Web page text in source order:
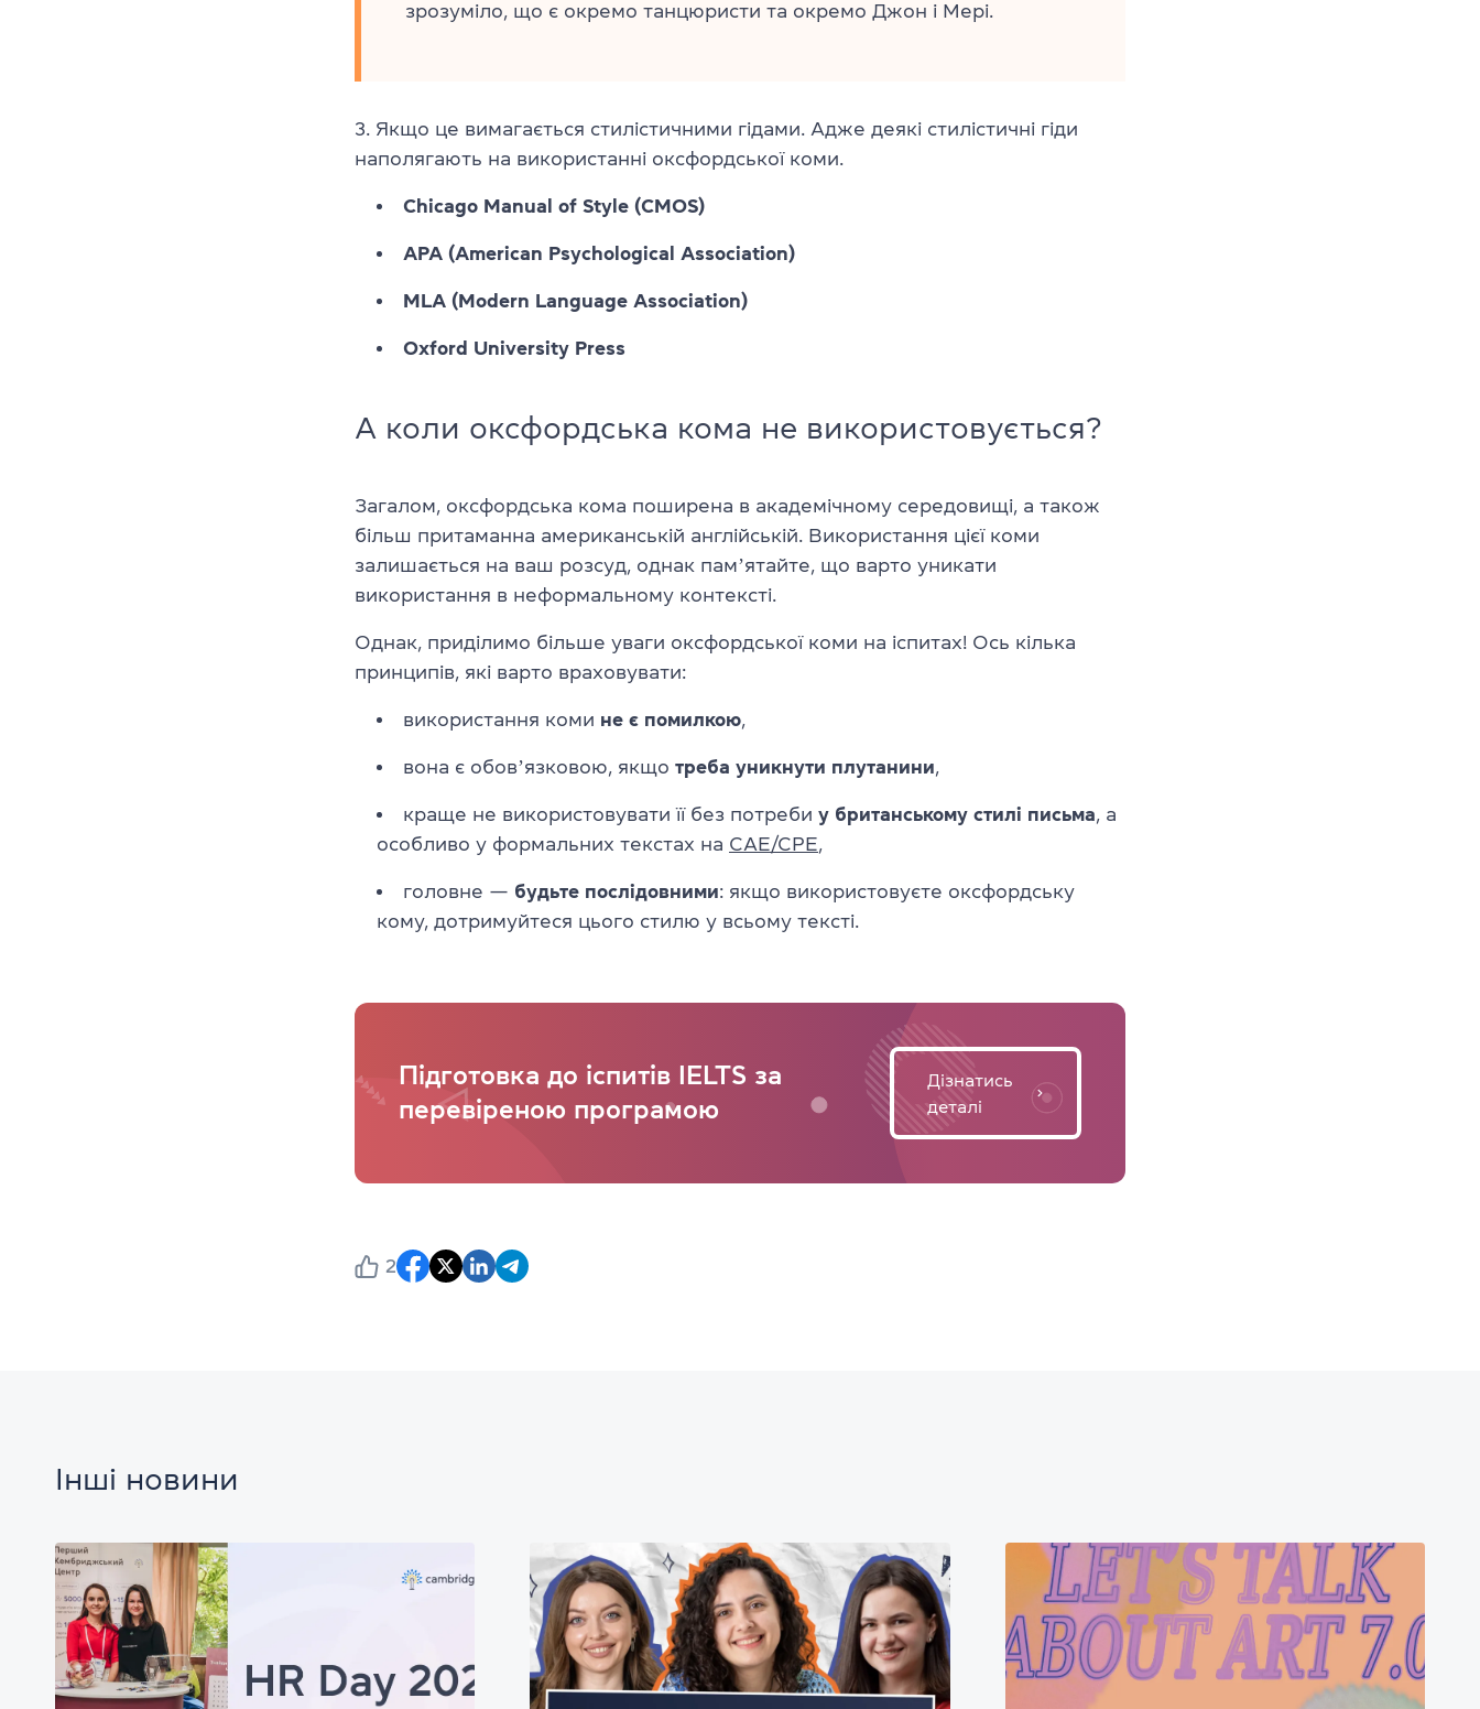
зрозуміло, що є окремо танцюристи та окремо Джон і Мері.
3. Якщо це вимагається стилістичними гідами. Адже деякі стилістичні гіди
наполягають на використанні оксфордської коми.
Chicago Manual of Style (CMOS)
APA (American Psychological Association)
MLA (Modern Language Association)
Oxford University Press
А коли оксфордська кома не використовується?
Загалом, оксфордська кома поширена в академічному середовищі, а також
більш притаманна американській англійській. Використання цієї коми
залишається на ваш розсуд, однак памʼятайте, що варто уникати
використання в неформальному контексті.
Однак, приділимо більше уваги оксфордської коми на іспитах! Ось кілька
принципів, які варто враховувати:
використання коми не є помилкою,
вона є обовʼязковою, якщо треба уникнути плутанини,
краще не використовувати її без потреби у британському стилі письма, а
особливо у формальних текстах на CAE/CPE,
головне — будьте послідовними: якщо використовуєте оксфордську
кому, дотримуйтеся цього стилю у всьому тексті.
Підготовка до іспитів IELTS за
перевіреною програмою
Дізнатись
деталі
2
Інші новини